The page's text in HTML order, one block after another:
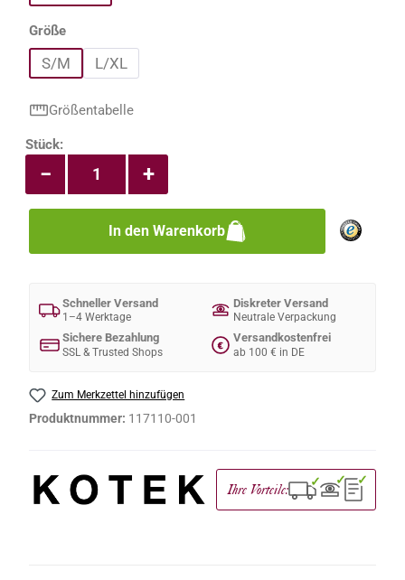
Größeauswählen
S/M L/XL
Größentabelle
Produkt Anzahl: Gib den gewünschten
Stück:
+
−
In den Warenkorb
Schneller Versand
1–4 Werktage
Diskreter Versand
Neutrale Verpackung
Sichere Bezahlung
SSL & Trusted Shops
€
Versandkostenfrei
ab 100 € in DE
Zum Merkzettel hinzufügen
Produktnummer: 117110-001
Ihre Vorteile: ✓ ✓ ✓